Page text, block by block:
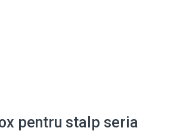
pentru stalp seria